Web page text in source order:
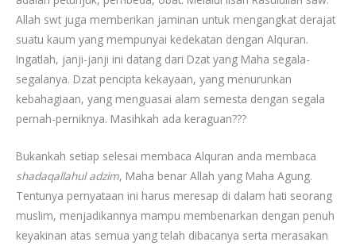
Allah swt juga memberikan jaminan untuk mengangkat derajat
suatu kaum yang mempunyai kedekatan dengan Alquran.
Ingatlah, janji-janji ini datang dari Dzat yang Maha segala-
segalanya. Dzat pencipta kekayaan, yang menurunkan
kebahagiaan, yang menguasai alam semesta dengan segala
pernah-perniknya. Masihkah ada keraguan???
Bukankah setiap selesai membaca Alquran anda membaca
shadaqallahul adzim, Maha benar Allah yang Maha Agung.
Tentunya pernyataan ini harus meresap di dalam hati seorang
muslim, menjadikannya mampu membenarkan dengan penuh
keyakinan atas semua yang telah dibacanya serta merasakan